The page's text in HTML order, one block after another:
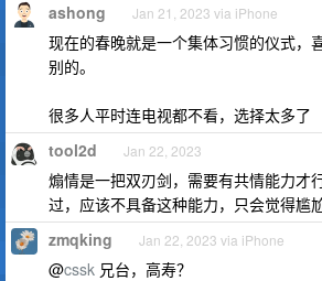
ashong Jan 21, 2023 via iPhone
现在的春晚就是一个集体习惯的仪式，
别的。
很多人平时连电视都不看，选择太多了
tool2d Jan 22, 2023
煽情是一把双刃剑，需要有共情能力才
过，应该不具备这种能力，只会觉得尴尬
zmqking Jan 22, 2023 via iPhone
@cssk 兄台，高寿？